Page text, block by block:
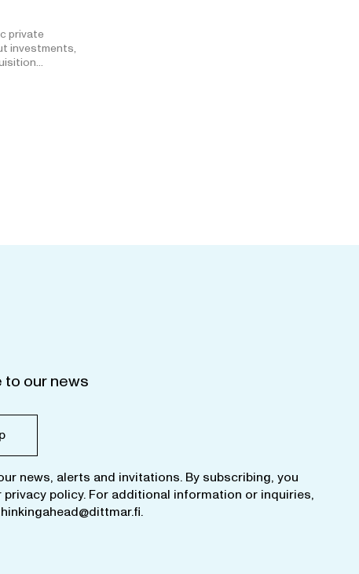
private
investments,
our news
news, alerts and invitations. By subscribing, you
privacy policy. For additional information or inquiries,
.